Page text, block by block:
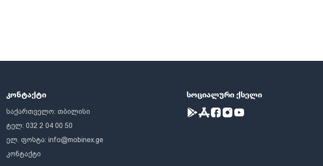
კონტაქტი
საქართველო: თბილისი
ტელ: 032 2 04 00 50
ელ. ფოსტა:info@mobinex.ge
კონტაქტი
სოციალური ქსელი